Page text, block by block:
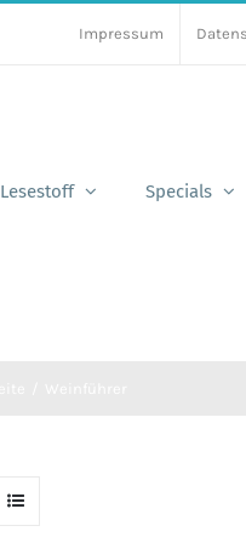
Impressum
Lesestoff Specials